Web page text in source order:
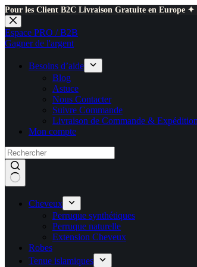
Pour les Client B2C Livraison Gratuite en Europe ✦
Passer
au
contenu
Espace PRO / B2B
Gagner de l'argent
Besoins d’aide
Blog
Astuce
Nous Contacter
Suivre Commande
Livraison de Commande & Expédition
Mon compte
Cheveux
Perruque synthétiques
Perruque naturelle
Extension Cheveux
Robes
Tenue islamiques